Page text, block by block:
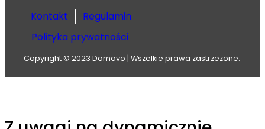
Kontakt
Regulamin
Polityka prywatności
Copyright © 2023 Domovo | Wszelkie prawa zastrzeżone.